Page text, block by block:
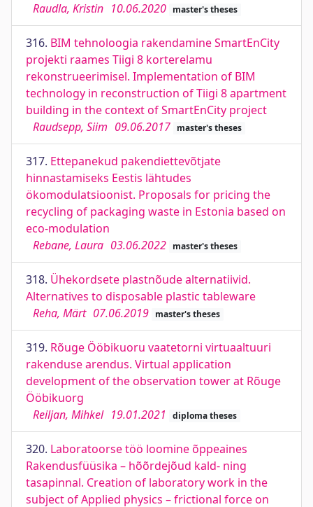
Raudla, Kristin 10.06.2020 master's theses
316. BIM tehnoloogia rakendamine SmartEnCity
projekti raames Tiigi 8 korterelamu
rekonstrueerimisel. Implementation of BIM
technology in reconstruction of Tiigi 8 apartment
building in the context of SmartEnCity project
Raudsepp, Siim 09.06.2017 master's theses
317. Ettepanekud pakendiettevõtjate
hinnastamiseks Eestis lähtudes
ökomodulatsioonist. Proposals for pricing the
recycling of packaging waste in Estonia based on
eco-modulation
Rebane, Laura 03.06.2022 master's theses
318. Ühekordsete plastnõude alternatiivid.
Alternatives to disposable plastic tableware
Reha, Märt 07.06.2019 master's theses
319. Rõuge Ööbikuoru vaatetorni virtuaaltuuri
rakenduse arendus. Virtual application
development of the observation tower at Rõuge
Ööbikuorg
Reiljan, Mihkel 19.01.2021 diploma theses
320. Laboratoorse töö loomine õppeaines
Rakendusfüüsika – hõõrdejõud kald- ning
tasapinnal. Creation of laboratory work in the
subject of Applied physics – frictional force on